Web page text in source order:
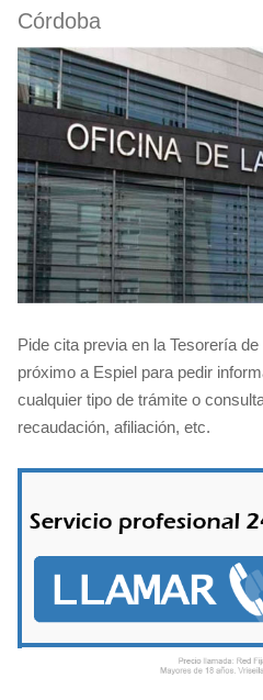
Córdoba
Pide cita previa en la Tesorería de
próximo a Espiel para pedir
cualquier tipo de trámite o
recaudación, afiliación, etc.